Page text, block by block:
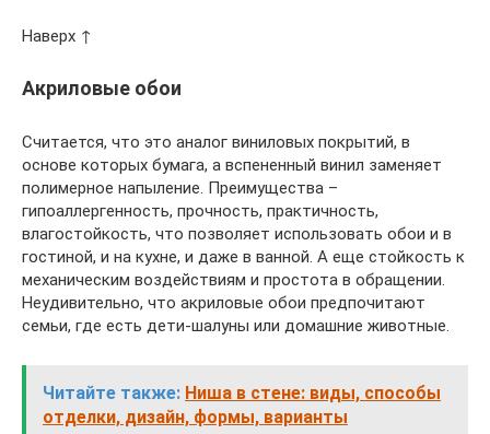
Наверх ↑
Акриловые обои
Считается, что это аналог виниловых покрытий, в
основе которых бумага, а вспененный винил заменяет
полимерное напыление. Преимущества –
гипоаллергенность, прочность, практичность,
влагостойкость, что позволяет использовать обои и в
гостиной, и на кухне, и даже в ванной. А еще стойкость к
механическим воздействиям и простота в обращении.
Неудивительно, что акриловые обои предпочитают
семьи, где есть дети-шалуны или домашние животные.
Читайте также: Ниша в стене: виды, способы
отделки, дизайн, формы, варианты